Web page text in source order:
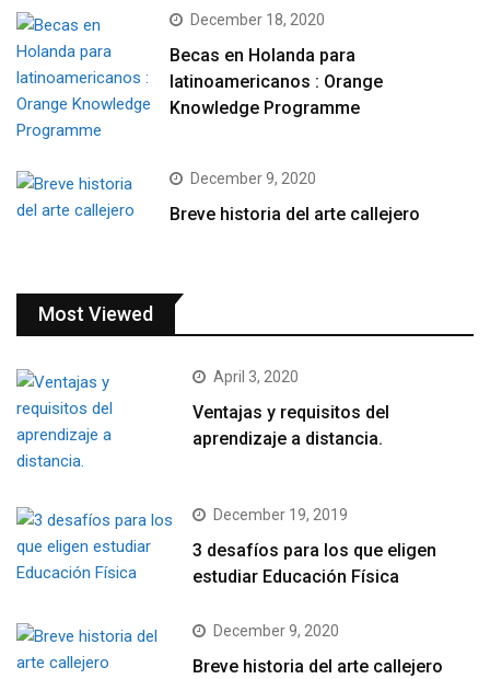
December 18, 2020
Becas en Holanda para
latinoamericanos : Orange
Knowledge Programme
December 9, 2020
Breve historia del arte callejero
Most Viewed
April 3, 2020
Ventajas y requisitos del
aprendizaje a distancia.
December 19, 2019
3 desafíos para los que eligen
estudiar Educación Física
December 9, 2020
Breve historia del arte callejero